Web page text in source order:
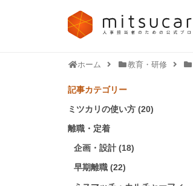
ホーム 教育・研修
記事カテゴリー
ミツカリの使い方 (20)
離職・定着
企画・設計 (18)
早期離職 (22)